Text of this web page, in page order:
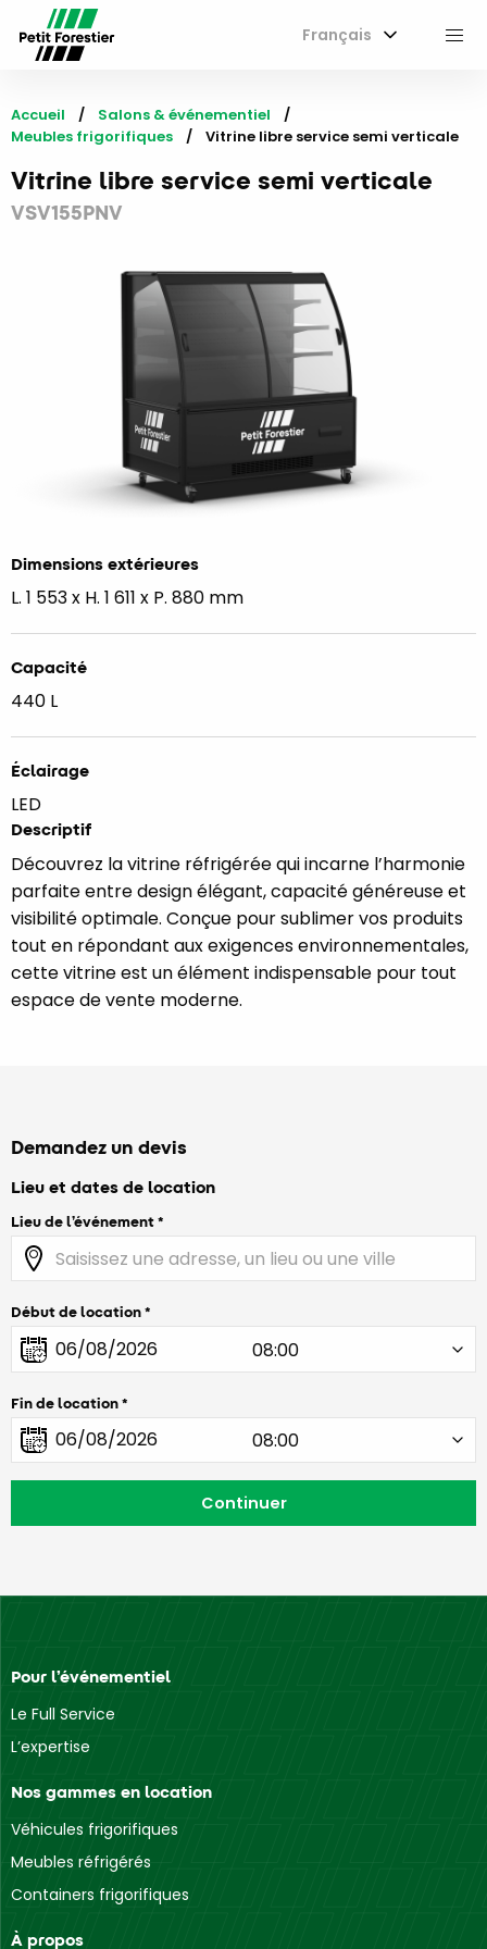
Français
Accueil
Salons & événementiel
Meubles frigorifiques
Current:
Vitrine libre service semi verticale
Vitrine libre service semi verticale
VSV155PNV
Dimensions extérieures
L. 1 553 x H. 1 611 x P. 880 mm
Capacité
440 L
Éclairage
LED
Descriptif
Découvrez la vitrine réfrigérée qui incarne l’harmonie
parfaite entre design élégant, capacité généreuse et
visibilité optimale. Conçue pour sublimer vos produits
tout en répondant aux exigences environnementales,
cette vitrine est un élément indispensable pour tout
espace de vente moderne.
Demandez un devis
Lieu et dates de location
Lieu de l’événement
Début de location
Fin de location
Pour l’événementiel
Le Full Service
L’expertise
Nos gammes en location
Véhicules frigorifiques
Meubles réfrigérés
Containers frigorifiques
À propos